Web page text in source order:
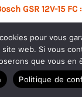
GSR 12V-15
pour vous
web. Si vous
que vous en
Politique de